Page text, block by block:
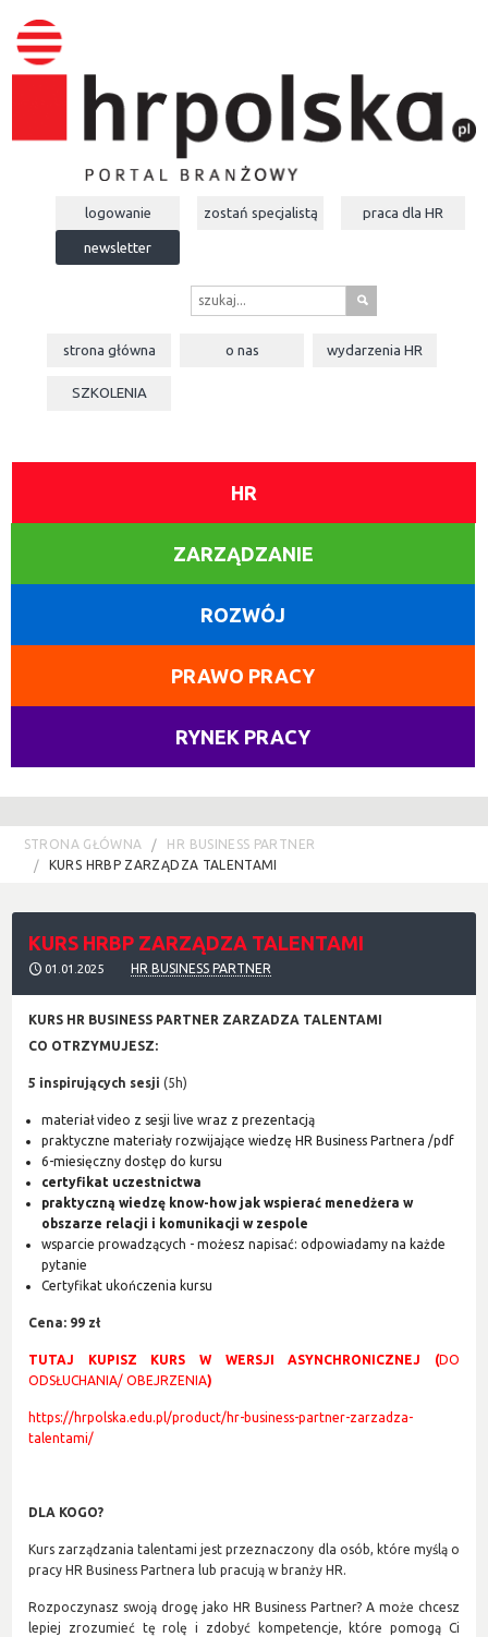
logowanie zostań specjalistą praca dla HR
newsletter
s
strona główna o nas wydarzeniaHR
SZKOLENIA
HR
ZARZĄDZANIE
ROZWÓJ
PRAWO PRACY
RYNEK PRACY
STRONA GŁÓWNA
HR BUSINESS PARTNER
KURS HRBP ZARZĄDZA TALENTAMI
KURS HRBP ZARZĄDZA TALENTAMI
01.01.2025 HR BUSINESS PARTNER
KURS HR BUSINESS PARTNER ZARZADZA TALENTAMI
CO OTRZYMUJESZ:
5 inspirujących sesji (5h)
materiał video z sesji live wraz z prezentacją
praktyczne materiały rozwijające wiedzę HR Business Partnera /pdf
6-miesięczny dostęp do kursu
certyfikat uczestnictwa
praktyczną wiedzę know-how jak wspierać menedżera w
obszarze relacji i komunikacji w zespole
wsparcie prowadzących - możesz napisać: odpowiadamy na każde
pytanie
Certyfikat ukończenia kursu
Cena: 99 zł
TUTAJ KUPISZ KURS W WERSJI ASYNCHRONICZNEJ (DO
ODSŁUCHANIA/ OBEJRZENIA)
https://hrpolska.edu.pl/product/hr-business-partner-zarzadza-
talentami/
DLA KOGO?
Kurs zarządzania talentami jest przeznaczony dla osób, które myślą o
pracy HR Business Partnera lub pracują w branży HR.
Rozpoczynasz swoją drogę jako HR Business Partner? A może chcesz
lepiej zrozumieć tę rolę i zdobyć kompetencje, które pomogą Ci